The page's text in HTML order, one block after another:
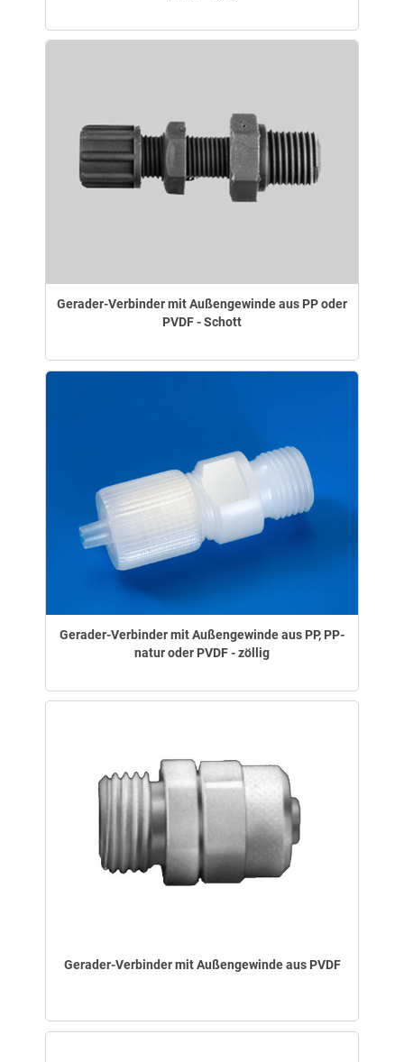
Gerader-Verbinder mit Außengewinde aus PP oder
PVDF - Schott
Gerader-Verbinder mit Außengewinde aus PP, PP-
natur oder PVDF - zöllig
Gerader-Verbinder mit Außengewinde aus PVDF